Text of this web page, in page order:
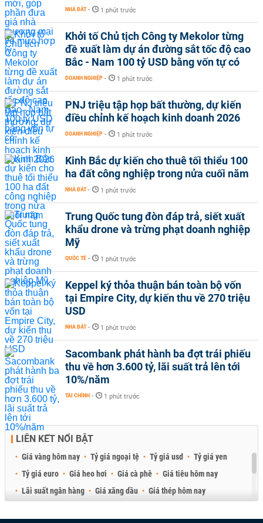
NHÀ ĐẤT - 1 phút trước
Khởi tố Chủ tịch Công ty Mekolor từng
đề xuất làm dự án đường sắt tốc độ cao
Bắc - Nam 100 tỷ USD bằng vốn tự có
DOANH NGHIỆP - 1 phút trước
PNJ triệu tập họp bất thường, dự kiến
điều chỉnh kế hoạch kinh doanh 2026
DOANH NGHIỆP - 1 phút trước
Kinh Bắc dự kiến cho thuê tối thiểu 100
ha đất công nghiệp trong nửa cuối năm
NHÀ ĐẤT - 1 phút trước
Trung Quốc tung đòn đáp trả, siết xuất
khẩu drone và trừng phạt doanh nghiệp
Mỹ
QUỐC TẾ - 1 phút trước
Keppel ký thỏa thuận bán toàn bộ vốn
tại Empire City, dự kiến thu về 270 triệu
USD
NHÀ ĐẤT - 1 phút trước
Sacombank phát hành ba đợt trái phiếu
thu về hơn 3.600 tỷ, lãi suất trả lên tới
10%/năm
TÀI CHÍNH - 1 phút trước
LIÊN KẾT NỔI BẬT
Giá vàng hôm nay Tỷ giá ngoại tệ Tỷ giá usd
Tỷ giá yen
Tỷ giá euro
Giá heo hơi Giá cà phê
Giá tiêu hôm nay
Lãi suất ngân hàng
Giá xăng dầu
Giá thép hôm nay